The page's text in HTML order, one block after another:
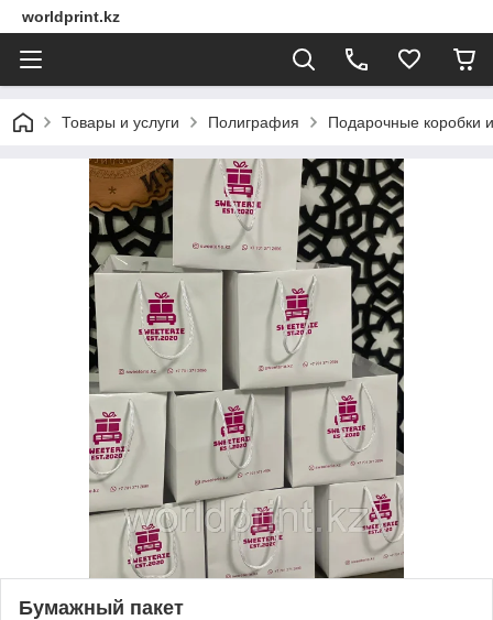
worldprint.kz
Товары и услуги Полиграфия Подарочные коробки
Бумажный пакет